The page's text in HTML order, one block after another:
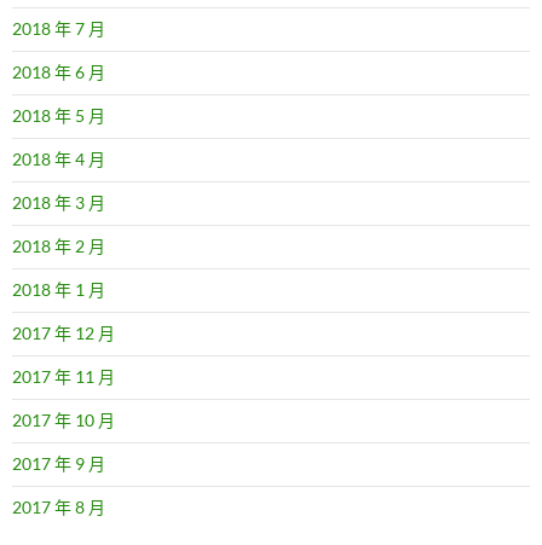
2018 年 7 月
2018 年 6 月
2018 年 5 月
2018 年 4 月
2018 年 3 月
2018 年 2 月
2018 年 1 月
2017 年 12 月
2017 年 11 月
2017 年 10 月
2017 年 9 月
2017 年 8 月